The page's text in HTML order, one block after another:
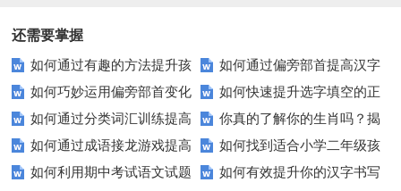
还需要掌握
如何通过有趣的方法提升孩
子的组词能力？
如何通过偏旁部首提高汉字
学习效率？
如何巧妙运用偏旁部首变化
来提高汉字学习效率？
如何快速提升选字填空的正
确率？这里有秘诀！
如何通过分类词汇训练提高
语言学习效果？
你真的了解你的生肖吗？揭
秘生肖背后的秘密
如何通过成语接龙游戏提高
孩子的语言能力？
如何找到适合小学二年级孩
子的优质语文试卷？
如何利用期中考试语文试题
如何有效提升你的汉字书写